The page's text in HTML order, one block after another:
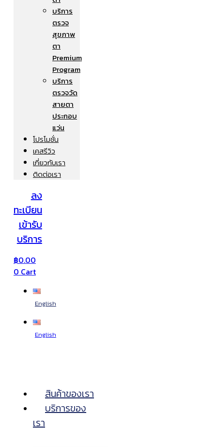
บริการ
ตรวจ
สุขภาพ
ตา
Premium
Program
บริการ
ตรวจวัด
สายตา
ประกอบ
แว่น
โปรโมชั่น
เคสรีวิว
เกี่ยวกับเรา
ติดต่อเรา
ลง
ทะเบียน
เข้ารับ
บริการ
฿0.00
0 Cart
English
English
สินค้าของเรา
บริการของ
เรา